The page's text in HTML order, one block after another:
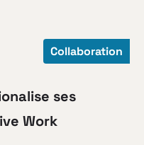
Collaboration
ses
Work